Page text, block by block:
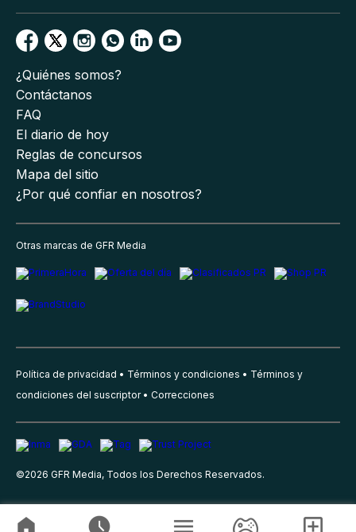
¿Quiénes somos?
Contáctanos
FAQ
El diario de hoy
Reglas de concursos
Mapa del sitio
¿Por qué confiar en nosotros?
Otras marcas de GFR Media
Política de privacidad Términos y condiciones
Términos y
condiciones del suscriptor
Correcciones
©2026 GFR Media, Todos los Derechos Reservados.